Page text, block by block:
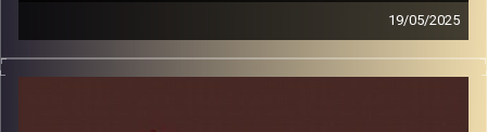
19/05/2025
המערכת הפוליטית על ספת הפסיכולוג, עם פרופסור בועז בן-
דוד ופרופסור גלעד הירשברגר